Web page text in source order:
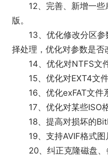
12、完善、新增一些
版。
13、优化修改分区参
择处理，优化对参数是否
14、优化对NTFS文件
15、优化对EXT4文件
16、优化exFAT文件系
17、优化对某些ISO格
18、提高对损坏的
19、支持AVIF格式图
20、纠正克隆磁盘、